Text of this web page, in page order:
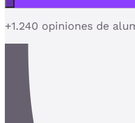
+1.240 opiniones de